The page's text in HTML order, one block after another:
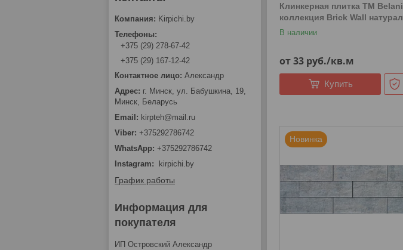
Клинкерная плитка ТМ Belani
коллекция Brick Wall натурал
В наличии
от 33 руб./кв.м
Купить
Новинка
Kirpichi.by
+375 (29) 278-67-42
+375 (29) 167-12-42
Александр
г. Минск, ул. Бабушкина, 19,
Минск, Беларусь
kirpteh@mail.ru
+375292786742
+375292786742
Instagram
kirpichi.by
График работы
Информация для
покупателя
ИП Островский Александр